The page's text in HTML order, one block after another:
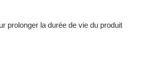
prolonger la durée de vie du produit